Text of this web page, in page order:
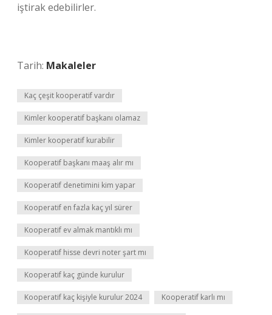
iştirak edebilirler.
Tarih: Makaleler
Kaç çeşit kooperatif vardır
Kimler kooperatif başkanı olamaz
Kimler kooperatif kurabilir
Kooperatif başkanı maaş alır mı
Kooperatif denetimini kim yapar
Kooperatif en fazla kaç yıl sürer
Kooperatif ev almak mantıklı mı
Kooperatif hisse devri noter şart mı
Kooperatif kaç günde kurulur
Kooperatif kaç kişiyle kurulur 2024 Kooperatif karlı mı